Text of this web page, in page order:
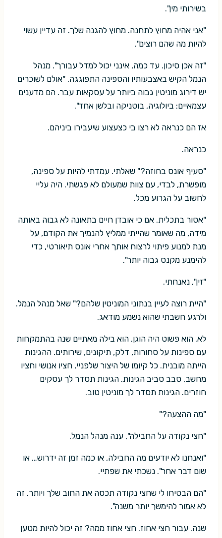
בשירותי מין".
"אני אהיה מחוץ לתחנה. מחוץ להגנה שלך. זה עדיין עשוי
להיות מה שהם רוצים".
"זה אכן סיכון. עד כמה, אינני יכול למדל עבורך". מנהל
הנמל הקיש באצבעותיו והספינה התפוגגה. "אולם לשוכרים
יש דירוג מוניטין גבוה ביותר על עסקאות עבר. הם מדענים
עצמאיים: ביולוגיה, בוטניקה ובלשן אחד".
אז הם כנראה לא רצו בי כצעצוע שיעבירו ביניהם.
כנראה.
"סעיף אונס בחוזה?" שאלתי. עמדתי להיות על ספינה,
מופשרת, לבדי, עם צוות שמעולם לא פגשתי. היה עליי
לחשוב על הגרוע מכל.
"אסור בתכלית. אם כי אובדן חיים בתאונה לא גבוה באותה
מידה, מה שאומר שהייתי ממליץ להנמיך את הקודם, על
מנת למנוע פיתוי לרצוח אותך אחרי אונס תיאורטי, כדי
להימנע מקנס גבוה יותר".
"זין", נאנחתי.
"היית רוצה לעיין בנתוני המוניטין שלהם?" שאל מנהל הנמל.
ולרגע חשבתי שהוא נשמע מודאג.
לא. הוא פשוט היה הוגן. הוא בילה מאתיים שנה בהתמקחות
עם ספינות על סחורות, דלק, תיקונים, שירותים. ההגינות
הייתה מובנית. כל קיומו של היצור שלפניי, חציו אנושי וחציו
מחשב, סבב סביב הגינות. הגינות תסדר לך עסקים
חוזרים. הגינות תסדר לך מוניטין טוב.
"מה ההצעה?"
"חצי נקודה על החבילה", ענה מנהל הנמל.
"ואנחנו לא יודעים מה החבילה, או כמה זמן זה ידרוש… או
שום דבר אחר". נשכתי את שפתיי.
"הם הבטיחו לי שחצי נקודה תכסה את החוב שלך ויותר. זה
לא אמור להימשך יותר משנה".
שנה. עבור חצי אחוז. חצי אחוז ממה? זה יכול להיות מטען